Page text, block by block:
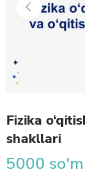
Fizika
shakllari
5000 so'm